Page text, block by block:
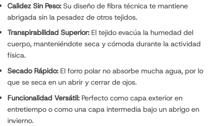
Calidez Sin Peso: Su diseño de fibra técnica te mantiene
abrigada sin la pesadez de otros tejidos.
Transpirabilidad Superior: El tejido evacúa la humedad del
cuerpo, manteniéndote seca y cómoda durante la actividad
física.
Secado Rápido: El forro polar no absorbe mucha agua, por lo
que se seca en un abrir y cerrar de ojos.
Funcionalidad Versátil: Perfecto como capa exterior en
entretiempo o como una capa intermedia bajo un abrigo en
invierno.